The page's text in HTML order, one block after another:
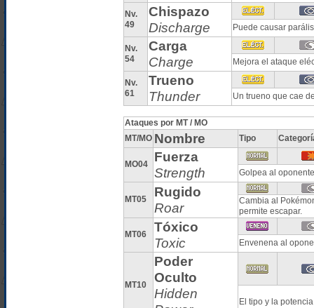
Nv.
49
Chispazo
Discharge
Puede causar
Nv.
54
Carga
Charge
Mejora el ataque
Nv.
61
Trueno
Thunder
Un trueno que cae
Ataques por MT / MO
MT/MO Nombre Tipo
MO04
Fuerza
Strength
Golpea al
MT05
Rugido
Roar
Cambia al
permite escapar.
MT06
Tóxico
Toxic
Envenena al
MT10
Poder
Oculto
Hidden
El tipo y la